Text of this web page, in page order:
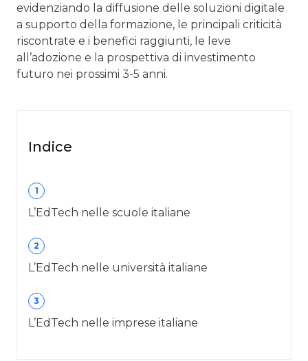
evidenziando la diffusione delle soluzioni digitale
a supporto della formazione, le principali criticità
riscontrate e i benefici raggiunti, le leve
all’adozione e la prospettiva di investimento
futuro nei prossimi 3-5 anni.
Indice
1
L’EdTech nelle scuole italiane
2
L’EdTech nelle università italiane
3
L’EdTech nelle imprese italiane